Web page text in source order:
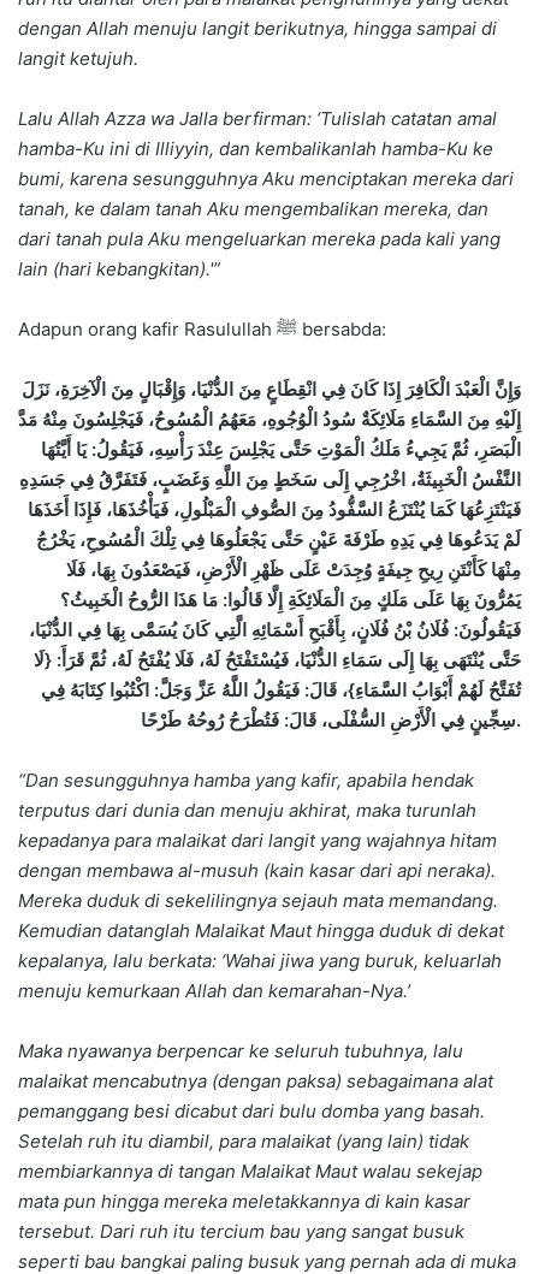
dengan Allah menuju langit berikutnya, hingga sampai di
langit ketujuh.
Lalu Allah Azza wa Jalla berfirman: ‘Tulislah catatan amal
hamba-Ku ini di Illiyyin, dan kembalikanlah hamba-Ku ke
bumi, karena sesungguhnya Aku menciptakan mereka dari
tanah, ke dalam tanah Aku mengembalikan mereka, dan
dari tanah pula Aku mengeluarkan mereka pada kali yang
lain (hari kebangkitan).'”
Adapun orang kafir Rasulullah ﷺ bersabda:
وَإِنَّ الْعَبْدَ الْكَافِرَ إِذَا كَانَ فِي انْقِطَاعٍ مِنَ الدُّنْيَا، وَإِقْبَالٍ مِنَ الْآخِرَةِ، نَزَلَ
إِلَيْهِ مِنَ السَّمَاءِ مَلَائِكَةٌ سُودُ الْوُجُوهِ، مَعَهُمُ الْمُسُوحُ، فَيَجْلِسُونَ مِنْهُ مَدَّ
الْبَصَرِ، ثُمَّ يَجِيءُ مَلَكُ الْمَوْتِ حَتَّى يَجْلِسَ عِنْدَ رَأْسِهِ، فَيَقُولُ:يَا أَيَّتُهَا
النَّفْسُ الْخَبِيثَةُ، اخْرُجِي إِلَى سَخَطٍ مِنَ اللَّهِ وَغَضَبٍ، فَتَفَرَّقُ فِي جَسَدِهِ
فَيَنْتَزِعُهَا كَمَا يُنْتَزَعُ السَّفُّودُ مِنَ الصُّوفِ الْمَبْلُولِ، فَيَأْخُذَهَا، فَإِذَا أَخَذَهَا
لَمْ يَدَعُوهَا فِي يَدِهِ طَرْفَةَ عَيْنٍ حَتَّى يَجْعَلُوهَا فِي تِلْكَ الْمُسُوحِ، يَخْرُجُ
مِنْهَا كَأَنْتَنِ رِيحِ جِيفَةٍ وُجِدَتْ عَلَى ظَهْرِ الْأَرْضِ، فَيَصْعَدُونَ بِهَا، فَلَا
يَمُرُّونَ بِهَا عَلَى مَلَكٍ مِنَ الْمَلَائِكَةِ إِلَّا قَالُوا: مَا هَذَا الرُّوحُ الْخَبِيثُ؟
فَيَقُولُونَ: فُلَانُ بْنُ فُلَانٍ، بِأَقْبَحِ أَسْمَائِهِ الَّتِي كَانَ يُسَمَّى بِهَا فِي الدُّنْيَا،
حَتَّى يُنْتَهَى بِهَا إِلَى سَمَاءِ الدُّنْيَا، فَيُسْتَفْتَحُ لَهُ، فَلَا يُفْتَحُ لَهُ، ثُمَّ قَرَأَ: {لَا
تُفَتَّحُ لَهُمْ أَبْوَابُ السَّمَاءِ}، قَالَ: فَيَقُولُ اللَّهُ عَزَّ وَجَلَّ: اكْتُبُوا كِتَابَهُ فِي
سِجِّينٍ فِي الْأَرْضِ السُّفْلَى، قَالَ: فَتُطْرَحُ رُوحُهُ طَرْحًا.
“Dan sesungguhnya hamba yang kafir, apabila hendak
terputus dari dunia dan menuju akhirat, maka turunlah
kepadanya para malaikat dari langit yang wajahnya hitam
dengan membawa al-musuh (kain kasar dari api neraka).
Mereka duduk di sekelilingnya sejauh mata memandang.
Kemudian datanglah Malaikat Maut hingga duduk di dekat
kepalanya, lalu berkata: ‘Wahai jiwa yang buruk, keluarlah
menuju kemurkaan Allah dan kemarahan-Nya.’
Maka nyawanya berpencar ke seluruh tubuhnya, lalu
malaikat mencabutnya (dengan paksa) sebagaimana alat
pemanggang besi dicabut dari bulu domba yang basah.
Setelah ruh itu diambil, para malaikat (yang lain) tidak
membiarkannya di tangan Malaikat Maut walau sekejap
mata pun hingga mereka meletakkannya di kain kasar
tersebut. Dari ruh itu tercium bau yang sangat busuk
seperti bau bangkai paling busuk yang pernah ada di muka